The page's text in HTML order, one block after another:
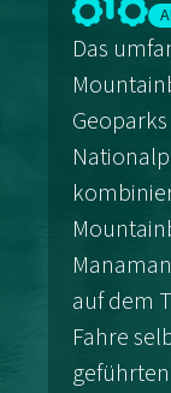
Das
auf dem
Fahre